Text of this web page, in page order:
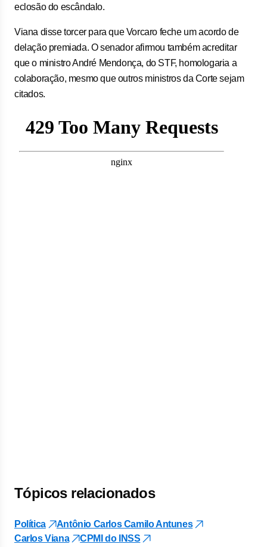
eclosão do escândalo.
Viana disse torcer para que Vorcaro feche um acordo de
delação premiada. O senador afirmou também acreditar
que o ministro André Mendonça, do STF, homologaria a
colaboração, mesmo que outros ministros da Corte sejam
citados.
Tópicos relacionados
Política
Antônio Carlos Camilo Antunes
Carlos Viana
CPMI do INSS